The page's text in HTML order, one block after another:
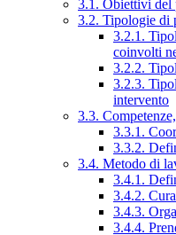
3.1. Obiettivi del
3.2. Tipologie di
3.2.1.
coinvolti
3.2.2.
3.2.3.
intervento
3.3.
3.3.1.
3.3.2.
3.4. Metodo di
3.4.1.
3.4.2.
3.4.3.
3.4.4.